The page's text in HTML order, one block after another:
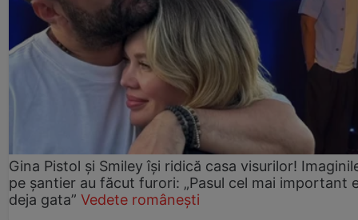
Gina Pistol și Smiley își ridică casa visurilor!
pe șantier au făcut furori: „Pasul cel mai important
deja gata” Vedete românești